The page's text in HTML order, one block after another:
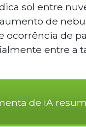
sol entre
de
ocorrência de
entre a
de IA